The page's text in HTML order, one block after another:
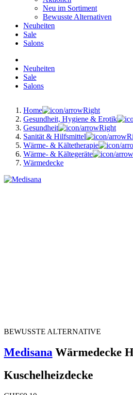
Neu im Sortiment
Bewusste Alternativen
Neuheiten
Sale
Salons
Neuheiten
Sale
Salons
Home
Gesundheit, Hygiene & Erotik
Gesundheit
Sanität & Hilfsmittel
Wärme- & Kältetherapie
Wärme- & Kältegeräte
Wärmedecke
BEWUSSTE ALTERNATIVE
Medisana Wärmedecke
Kuschelheizdecke